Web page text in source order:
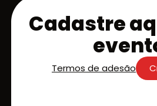
Cadastre
Termos de adesão